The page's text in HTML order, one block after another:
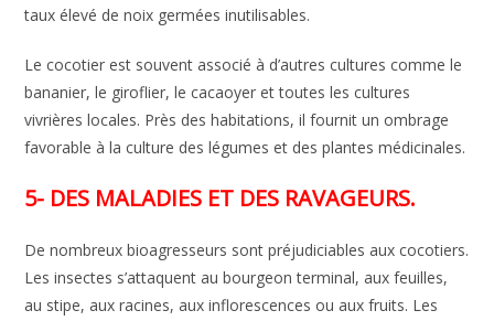
taux élevé de noix germées inutilisables.
Le cocotier est souvent associé à d’autres cultures comme le
bananier, le giroflier, le cacaoyer et toutes les cultures
vivrières locales. Près des habitations, il fournit un ombrage
favorable à la culture des légumes et des plantes médicinales.
5- DES MALADIES ET DES RAVAGEURS.
De nombreux bioagresseurs sont préjudiciables aux cocotiers.
Les insectes s’attaquent au bourgeon terminal, aux feuilles,
au stipe, aux racines, aux inflorescences ou aux fruits. Les